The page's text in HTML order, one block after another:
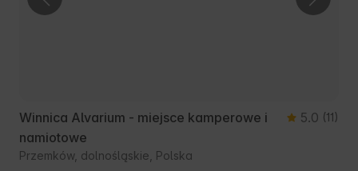
Winnica Alvarium - miejsce kamperowe i
namiotowe
5.0 (11)
Przemków, dolnośląskie, Polska